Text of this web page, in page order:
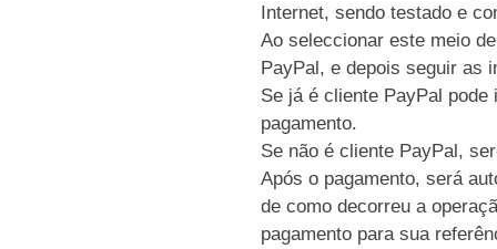
Internet, sendo testado e
Ao seleccionar este meio
PayPal, e depois seguir as
Se já é cliente PayPal
pagamento.
Se não é cliente PayPal,
Após o pagamento, será
de como decorreu a
pagamento para sua